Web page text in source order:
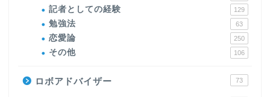
記者としての経験 129
勉強法 63
恋愛論 250
その他 106
ロボアドバイザー 73